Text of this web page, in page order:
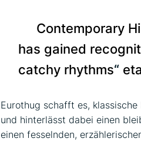
Contemporary
has gained
catchy rhythms“
Eurothug schafft es,
und hinterlässt dabei einen
einen fesselnden,